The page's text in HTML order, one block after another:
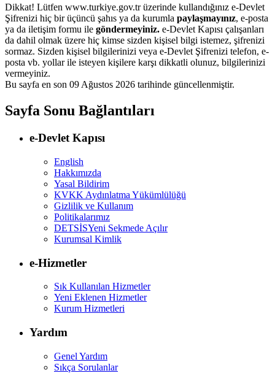
Dikkat! Lütfen www.turkiye.gov.tr üzerinde kullandığınız e-Devlet
Şifrenizi hiç bir üçüncü şahıs ya da kurumla paylaşmayınız, e-posta
ya da iletişim formu ile göndermeyiniz. e-Devlet Kapısı çalışanları
da dahil olmak üzere hiç kimse sizden kişisel bilgi istemez, şifrenizi
sormaz. Sizden kişisel bilgilerinizi veya e-Devlet Şifrenizi telefon, e-
posta vb. yollar ile isteyen kişilere karşı dikkatli olunuz, bilgilerinizi
vermeyiniz.
Bu sayfa en son 09 Ağustos 2026 tarihinde güncellenmiştir.
Sayfa Sonu Bağlantıları
e-Devlet Kapısı
English
Hakkımızda
Yasal Bildirim
KVKK Aydınlatma Yükümlülüğü
Gizlilik ve Kullanım
Politikalarımız
DETSİSYeni Sekmede Açılır
Kurumsal Kimlik
e-Hizmetler
Sık Kullanılan Hizmetler
Yeni Eklenen Hizmetler
Kurum Hizmetleri
Yardım
Genel Yardım
Sıkça Sorulanlar